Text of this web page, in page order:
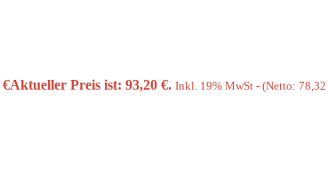
€Aktueller Preis ist: 93,20 €. Inkl. 19% MwSt - (Netto: 78,32